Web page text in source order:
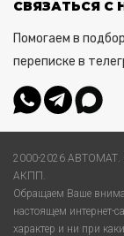
СВЯЗАТЬСЯ С
Помогаем в
переписке в
2000-2026 АВТОМАТ.
АКПП.
Обращаем Ваше
настоящем интернет-
характер и ни при